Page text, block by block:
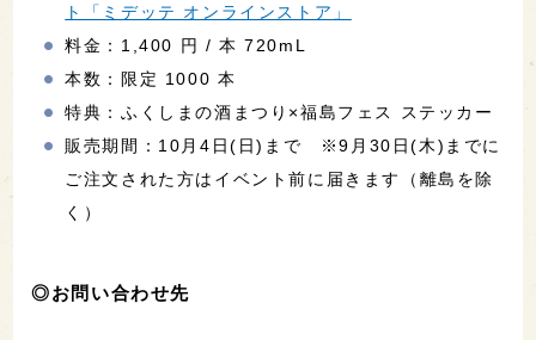
ト「ミデッテ オンラインストア」
料金：1,400 円 / 本 720mL
本数：限定 1000 本
特典：ふくしまの酒まつり×福島フェス ステッカー
販売期間：10月4日(日)まで ※9月30日(木)までに
ご注文された方はイベント前に届きます（離島を除
く）
◎お問い合わせ先